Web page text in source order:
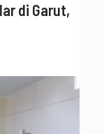
di Garut,